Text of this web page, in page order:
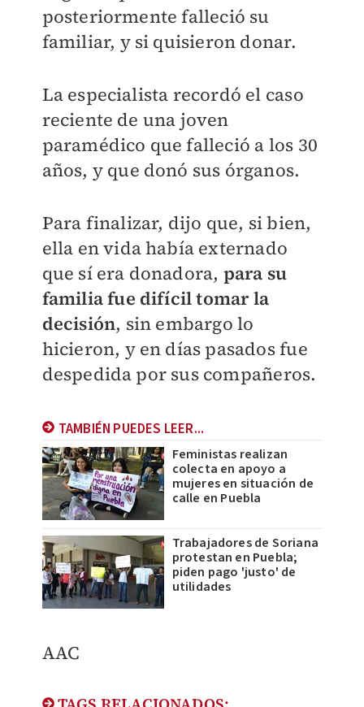
posteriormente falleció su
familiar, y si quisieron donar.
La especialista recordó el caso
reciente de una joven
paramédico que falleció a los 30
años, y que donó sus órganos.
Para finalizar, dijo que, si bien,
ella en vida había externado
que sí era donadora, para su
familia fue difícil tomar la
decisión, sin embargo lo
hicieron, y en días pasados fue
despedida por sus compañeros.
TAMBIÉN PUEDES LEER...
Feministas realizan
colecta en apoyo a
mujeres en situación de
calle en Puebla
Trabajadores de Soriana
protestan en Puebla;
piden pago 'justo' de
utilidades
AAC